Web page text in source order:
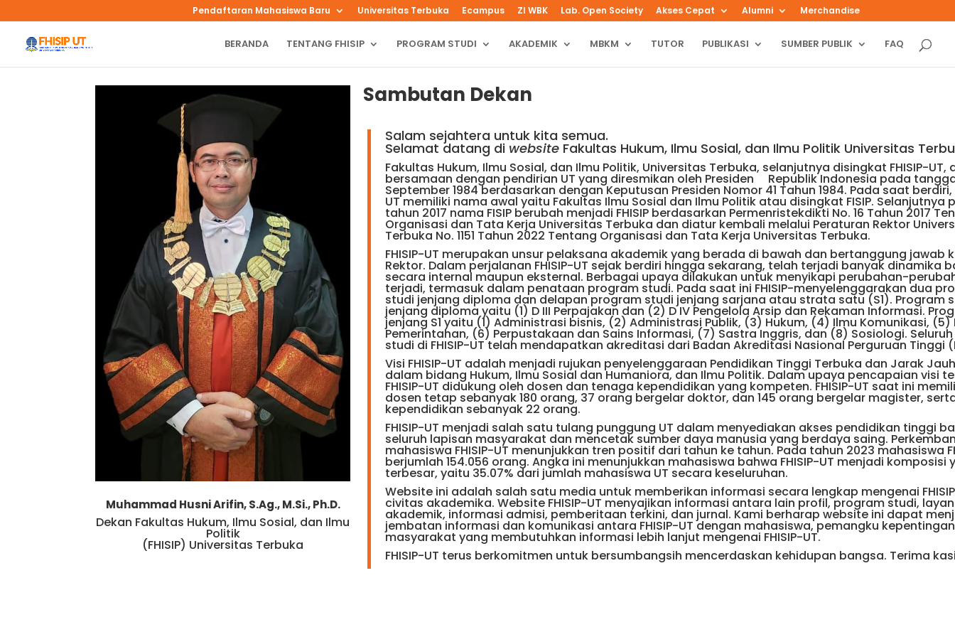
Pendaftaran Mahasiswa Baru Universitas Terbuka Ecampus ZI WBK Lab. Open Society Akses Cepat Alumni Merchandise
BERANDA TENTANG FHISIP PROGRAM STUDI AKADEMIK MBKM TUTOR PUBLIKASI SUMBER PUBLIK FAQ
Muhammad Husni Arifin, S.Ag., M.Si., Ph.D.
Dekan Fakultas Hukum, Ilmu Sosial, dan Ilmu
Politik
(FHISIP) Universitas Terbuka
Sambutan Dekan
Salam sejahtera untuk kita semua.
Selamat datang di websiteFakultas Hukum, Ilmu Sosial, dan Ilmu Politik Universitas
Fakultas Hukum, Ilmu Sosial, dan Ilmu Politik, Universitas Terbuka, selanjutnya disingkat FHISIP-UT,
bersamaan dengan pendirian UT yang diresmikan oleh Presiden Republik Indonesia pada
September 1984 berdasarkan dengan Keputusan Presiden Nomor 41 Tahun 1984. Pada saat berdiri,
UT memiliki nama awal yaitu Fakultas Ilmu Sosial dan Ilmu Politik atau disingkat FISIP. Selanjutnya
tahun 2017 nama FISIP berubah menjadi FHISIP berdasarkan Permenristekdikti No. 16 Tahun 2017
Organisasi dan Tata Kerja Universitas Terbuka dan diatur kembali melalui Peraturan Rektor
Terbuka No. 1151 Tahun 2022 Tentang Organisasi dan Tata Kerja Universitas Terbuka.
FHISIP-UT merupakan unsur pelaksana akademik yang berada di bawah dan bertanggung jawab
Rektor. Dalam perjalanan FHISIP-UT sejak berdiri hingga sekarang, telah terjadi banyak dinamika
secara internal maupun eksternal. Berbagai upaya dilakukan untuk menyikapi perubahan-
terjadi, termasuk dalam penataan program studi. Pada saat ini FHISIP-menyelenggarakan dua
studi jenjang diploma dan delapan program studi jenjang sarjana atau strata satu (S1). Program
jenjang diploma yaitu (1) D III Perpajakan dan (2) D IV Pengelola Arsip dan Rekaman Informasi.
jenjang S1 yaitu (1) Administrasi bisnis, (2) Administrasi Publik, (3) Hukum, (4) Ilmu Komunikasi, (5)
Pemerintahan, (6) Perpustakaan dan Sains Informasi, (7) Sastra Inggris, dan (8) Sosiologi.
studi di FHISIP-UT telah mendapatkan akreditasi dari Badan Akreditasi Nasional Perguruan Tinggi
Visi FHISIP-UT adalah menjadi rujukan penyelenggaraan Pendidikan Tinggi Terbuka dan Jarak
dalam bidang Hukum, Ilmu Sosial dan Humaniora, dan Ilmu Politik. Dalam upaya pencapaian visi
FHISIP-UT didukung oleh dosen dan tenaga kependidikan yang kompeten. FHISIP-UT saat ini
dosen tetap sebanyak 180 orang, 37 orang bergelar doktor, dan 145 orang bergelar magister,
kependidikan sebanyak 22 orang.
FHISIP-UT menjadi salah satu tulang punggung UT dalam menyediakan akses pendidikan tinggi
seluruh lapisan masyarakat dan mencetak sumber daya manusia yang berdaya saing.
mahasiswa FHISIP-UT menunjukkan tren positif dari tahun ke tahun. Pada tahun 2023 mahasiswa
berjumlah 154.056 orang. Angka ini menunjukkan mahasiswa bahwa FHISIP-UT menjadi komposisi
terbesar, yaitu 35.07% dari jumlah mahasiswa UT secara keseluruhan.
Website ini adalah salah satu media untuk memberikan informasi secara lengkap mengenai
civitas akademika. Website FHISIP-UT menyajikan informasi antara lain profil, program studi,
akademik, informasi admisi, pemberitaan terkini, dan jurnal. Kami berharap website ini dapat
jembatan informasi dan komunikasi antara FHISIP-UT dengan mahasiswa, pemangku
masyarakat yang membutuhkan informasi lebih lanjut mengenai FHISIP-UT.
FHISIP-UT terus berkomitmen untuk bersumbangsih mencerdaskan kehidupan bangsa. Terima